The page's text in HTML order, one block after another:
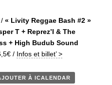
« Livity Reggae Bash #2 »
T + Reprez’I & The
+ High Budub Sound
/ Infos et billet’ >
À ICALENDAR